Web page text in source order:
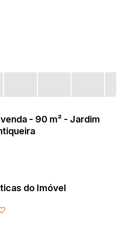
- 90 m² - Jardim
do Imóvel